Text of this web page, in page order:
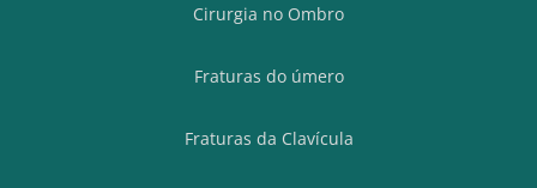
Cirurgia no Ombro
Fraturas do úmero
Fraturas da Clavícula